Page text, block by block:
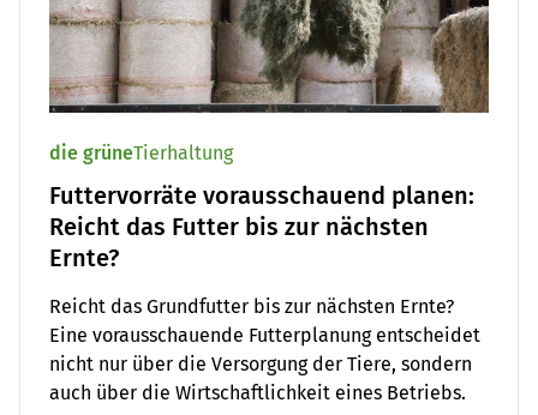
die grüneTierhaltung
Futtervorräte vorausschauend planen:
Reicht das Futter bis zur nächsten
Ernte?
Reicht das Grundfutter bis zur nächsten Ernte?
Eine vorausschauende Futterplanung entscheidet
nicht nur über die Versorgung der Tiere, sondern
auch über die Wirtschaftlichkeit eines Betriebs.